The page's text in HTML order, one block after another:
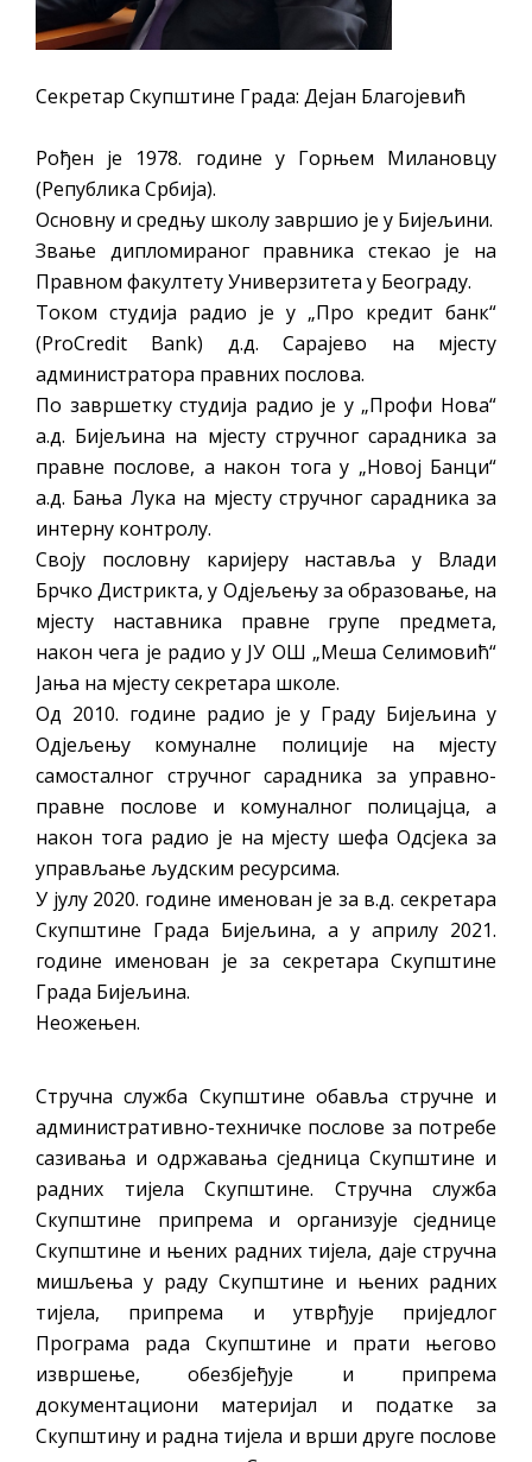
Секретар Скупштине Града: Дејан Благојевић
Рођен је 1978. године у Горњем Милановцу
(Република Србија).
Основну и средњу школу завршио је у Бијељини.
Звање дипломираног правника стекао је на
Правном факултету Универзитета у Београду.
Током студија радио је у „Про кредит банк“
(ProCredit Bank) д.д. Сарајево на мјесту
администратора правних послова.
По завршетку студија радио је у „Профи Нова“
а.д. Бијељина на мјесту стручног сарадника за
правне послове, а након тога у „Новој Банци“
а.д. Бања Лука на мјесту стручног сарадника за
интерну контролу.
Своју пословну каријеру наставља у Влади
Брчко Дистрикта, у Одјељењу за образовање, на
мјесту наставника правне групе предмета,
након чега је радио у ЈУ ОШ „Меша Селимовић“
Јања на мјесту секретара школе.
Од 2010. године радио је у Граду Бијељина у
Одјељењу комуналне полиције на мјесту
самосталног стручног сарадника за управно-
правне послове и комуналног полицајца, а
након тога радио је на мјесту шефа Одсјека за
управљање људским ресурсима.
У јулу 2020. године именован је за в.д. секретара
Скупштине Града Бијељина, а у априлу 2021.
године именован је за секретара Скупштине
Града Бијељина.
Неожењен.
Стручна служба Скупштине обавља стручне и
административно-техничке послове за потребе
сазивања и одржавања сједница Скупштине и
радних тијела Скупштине. Стручна служба
Скупштине припрема и организује сједнице
Скупштине и њених радних тијела, даје стручна
мишљења у раду Скупштине и њених радних
тијела, припрема и утврђује приједлог
Програма рада Скупштине и прати његово
извршење, обезбјеђује и припрема
документациони материјал и податке за
Скупштину и радна тијела и врши друге послове